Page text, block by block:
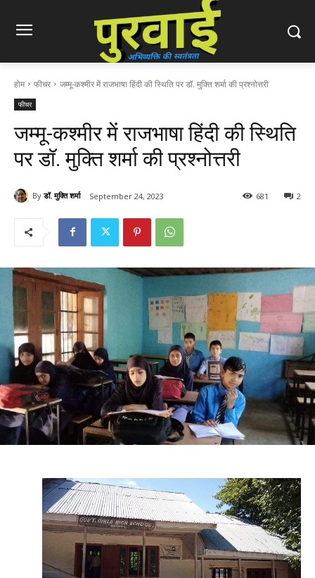
होम फीचर जम्मू-कश्मीर में राजभाषा हिंदी की स्थिति पर डॉ. मुक्ति शर्मा की प्रश्नोत्तरी
फीचर
जम्मू-कश्मीर में राजभाषा हिंदी की स्थिति
पर डॉ. मुक्ति शर्मा की प्रश्नोत्तरी
By डॉ. मुक्ति शर्मा September 24, 2023 2
681